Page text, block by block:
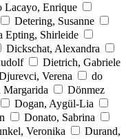
Lacayo, Enrique
Detering, Susanne
Epting, Shirleide
Dickschat, Alexandra
Dietrich, Gabriele
Verena
do
Margarida
Dönmez
Dogan, Aygül-Lia
Donato, Sabrina
Veronika
Durand,